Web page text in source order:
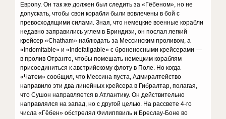
Европу. Он так же должен был следить за «Гёбеном», но не
допускать, чтобы свои корабли были вовлечены в бой с
превосходящими силами. Зная, что немецкие военные корабли
недавно заправились углем в Бриндизи, он послал легкий
крейсер «Chatham» наблюдать за Мессинским проливом, а
«Indomitable» и «Indefatigable» с броненосными крейсерами —
в пролив Отранто, чтобы помешать немецким кораблям
присоединиться к австрийскому флоту в Поле. Но когда
«Чатем» сообщил, что Мессина пуста, Адмиралтейство
направило эти два линейных крейсера в Гибралтар, полагая,
что Сушон направляется в Атлантику. Он действительно
направлялся на запад, но с другой целью. На рассвете 4-го
числа «Гёбен» обстрелял Филиппвиль и Бреслау-Боне во